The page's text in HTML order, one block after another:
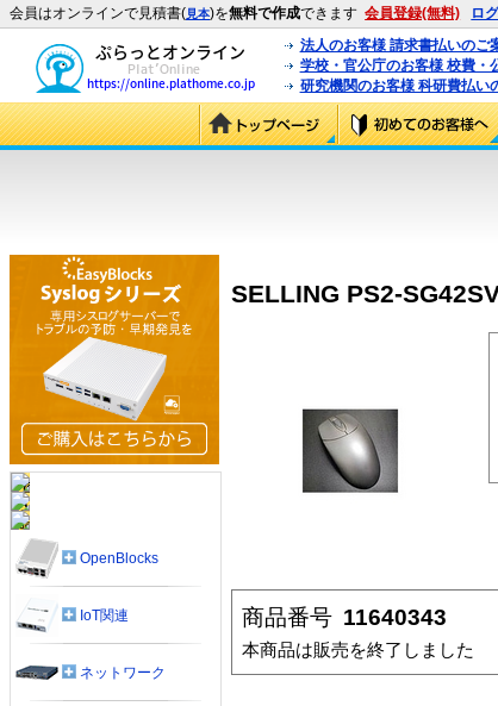
会員はオンラインで見積書(見本)を無料で作成できます 会員登録(無料) ロ
法人のお客様 請求書払いのご
学校・官公庁のお客様 校費・
研究機関のお客様 科研費払い
SELLING PS2-
商品番号 11640343
本商品は販売を終了しました
OpenBlocks
IoT関連
ネットワーク